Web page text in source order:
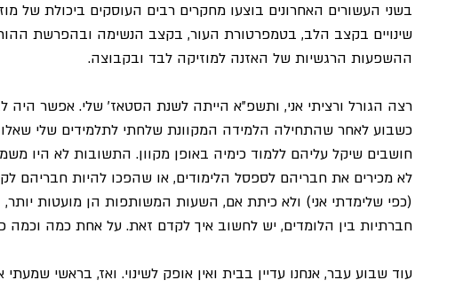
בשני העשורים האחרונים בוצעו מחקרים רבים העוסקים ביכולת של
שינויים בקצב הלב, בטמפרטורת העור, בקצב הנשימה ובהפרשת
ההשפעות הרגשיות של האזנה למוזיקה לבד ובקבוצה.
רצה הגורל ורציתי אני, ותשפ"א הייתה לשנת הסטאז' שלי. אפשר היה
כשבוע לאחר שהתחילה הלמידה המקוונת שלחתי לתלמידים שלי
חושבים שיקל עליהם ללמוד כימיה באופן מקוון. התשובות לא היו
לא מכירים את חבריהם לספסל הלימודים, או שהפכו להיות חבריהם
(כפי שלימדתי אני) ולא כיתת אם, השעות המשותפות הן מועטות יותר,
חברתיות בין הלומדים, יש לחשוב איך לקדם זאת. על אחת כמה